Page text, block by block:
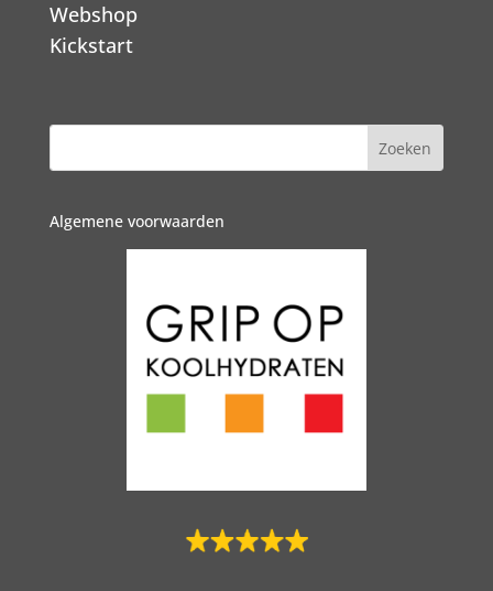
Webshop
Kickstart
Algemene voorwaarden